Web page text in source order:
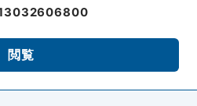
閲覧